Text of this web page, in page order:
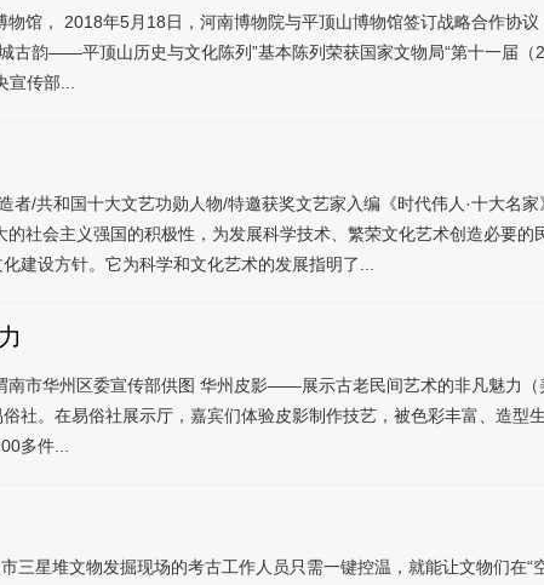
馆， 2018年5月18日，河南博物院与平顶山博物馆签订战略合作协
韵——平顶山历史与文化陈列”基本陈列荣获国家文物局“第十一届（
传部...
者/共和国十大文艺功勋人物/特邀获奖文艺家入编《时代伟人·十大名
社会主义强国的积极性，为发展科学技术、繁荣文化艺术创造必要的
建设方针。它为科学和文化艺术的发展指明了...
市华州区委宣传部供图 华州皮影——展示古老民间艺术的非凡魅力（
社。在易俗社展示厅，嘉宾们体验皮影制作技艺，被色彩丰富、造型
多件...
星堆文物发掘现场的考古工作人员只需一键控温，就能让文物们在“